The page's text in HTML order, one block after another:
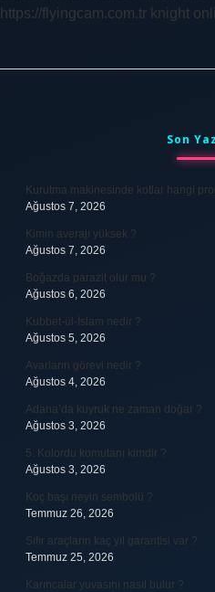
https://flyingcam.com.tr knight
Son
Kurutma makinesinde kotlar hangi
Ağustos 7, 2026
Kimin averajı yüksek ?
Ağustos 7, 2026
Boğazda parazit olur mu ?
Ağustos 6, 2026
Kubbet-ül-İslam nedir ?
Ağustos 5, 2026
Avarların görevi nedir ?
Ağustos 4, 2026
Adana’da kuyruk ne zaman doğar ?
Ağustos 3, 2026
5. Kolordu komutanı kimdir ?
Ağustos 3, 2026
Koç başı neyin sembolü ?
Temmuz 26, 2026
Sıfır araçların kaç yıl garantisi var ?
Temmuz 25, 2026
Karıncalar yuvasını nasıl bulur ?